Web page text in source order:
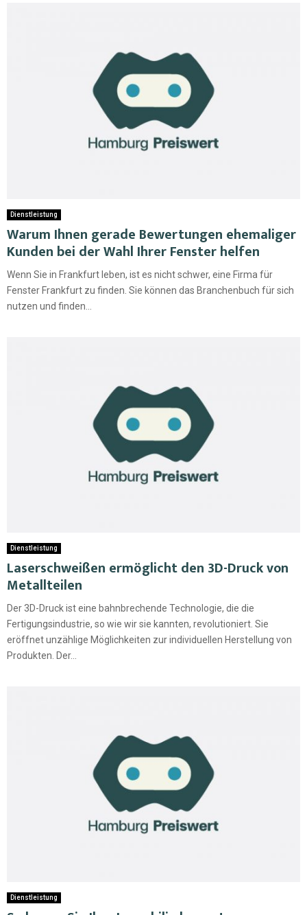
Dienstleistung
Warum Ihnen gerade Bewertungen ehemaliger
Kunden bei der Wahl Ihrer Fenster helfen
Wenn Sie in Frankfurt leben, ist es nicht schwer, eine Firma für
Fenster Frankfurt zu finden. Sie können das Branchenbuch für sich
nutzen und finden...
Dienstleistung
Laserschweißen ermöglicht den 3D-Druck von
Metallteilen
Der 3D-Druck ist eine bahnbrechende Technologie, die die
Fertigungsindustrie, so wie wir sie kannten, revolutioniert. Sie
eröffnet unzählige Möglichkeiten zur individuellen Herstellung von
Produkten. Der...
Dienstleistung